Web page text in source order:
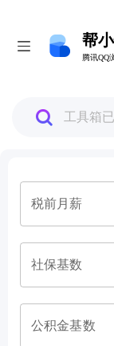
帮
腾讯QQ
帮小忙
腾讯QQ浏
全部
PDF转换工具
数据换算工具
工具箱
税前月薪
社保基数
公积金基数